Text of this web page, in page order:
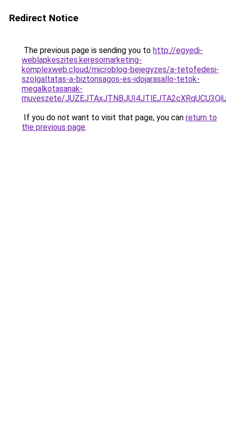
Redirect Notice
The previous page is sending you to http://egyedi-
weblapkeszites.keresomarketing-
komplexweb.cloud/microblog-bejegyzes/a-tetofedesi-
szolgaltatas-a-biztonsagos-es-idojarasallo-tetok-
megalkotasanak-
muveszete/
If you do not want to visit that page, you can return to
the previous page.